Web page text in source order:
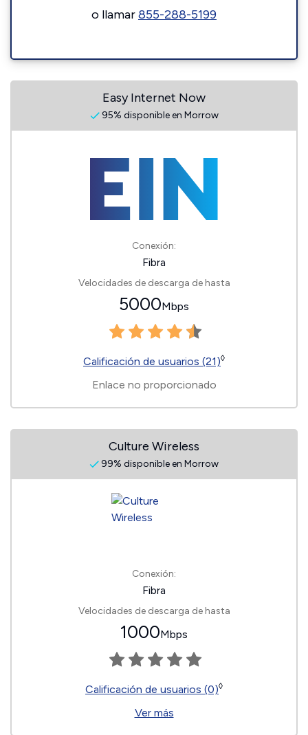
o llamar855-288-5199
Easy Internet Now
95% disponible en Morrow
Conexión:
Fibra
Velocidades de descarga de hasta
5000Mbps
Calificación de usuarios (21)◊
Enlace no proporcionado
Culture Wireless
99% disponible en Morrow
Conexión:
Fibra
Velocidades de descarga de hasta
1000Mbps
Calificación de usuarios (0)◊
Ver más